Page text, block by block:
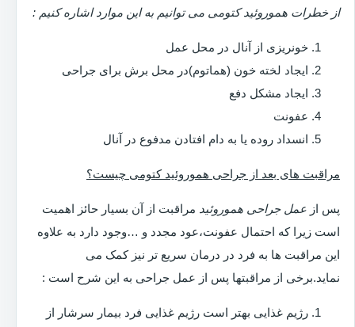
از خطرات هموروئید کتومی می توانیم به این موارد اشاره کنیم :
خونریزی از آنال در محل عمل
ایجاد لخته خون (هماتوم)در محل برش برای جراحی
ایجاد مشکل دفع
عفونت
انسداد روده یا به دام افتادن مدفوع در آنال
مراقبت های بعد از جراحی هموروئید کتومی چیست؟
پس از عمل جراحی هموروئید مراقبت از آن بسیار حائز اهمیت
است زیرا که احتمال عفونت،عود مجدد و …وجود دارد به علاوه
این مراقبت ها به فرد در درمان سریع تر نیز کمک می
نماید.برخی از مراقبتها پس از عمل جراحی به این شرح است :
رژیم غذایی بهتر است رژیم غذایی فرد بیمار سرشار از